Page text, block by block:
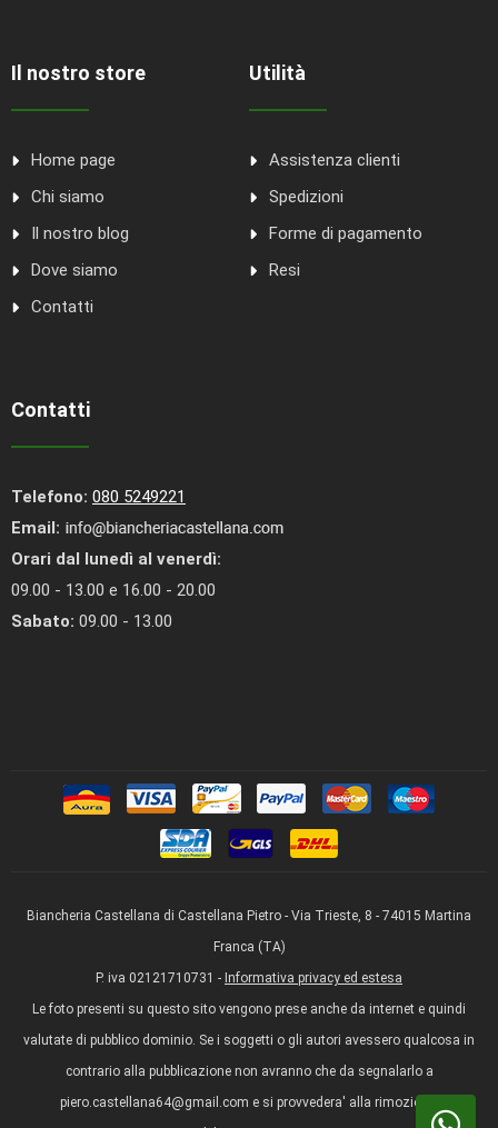
Il nostro store
Home page
Chi siamo
Il nostro blog
Dove siamo
Contatti
Utilità
Assistenza clienti
Spedizioni
Forme di pagamento
Resi
Contatti
Telefono: 080 5249221
Email:
Orari dal lunedì al venerdì:
09.00 - 13.00 e 16.00 - 20.00
Sabato: 09.00 - 13.00
Biancheria Castellana di Castellana Pietro - Via Trieste, 8 - 74015 Martina
Franca (TA)
P. iva 02121710731 - Informativa privacy ed estesa
Le foto presenti su questo sito vengono prese anche da internet e quindi
valutate di pubblico dominio. Se i soggetti o gli autori avessero qualcosa in
contrario alla pubblicazione non avranno che da segnalarlo a
piero.castellana64@gmail.com e si provvedera' alla rimozione.